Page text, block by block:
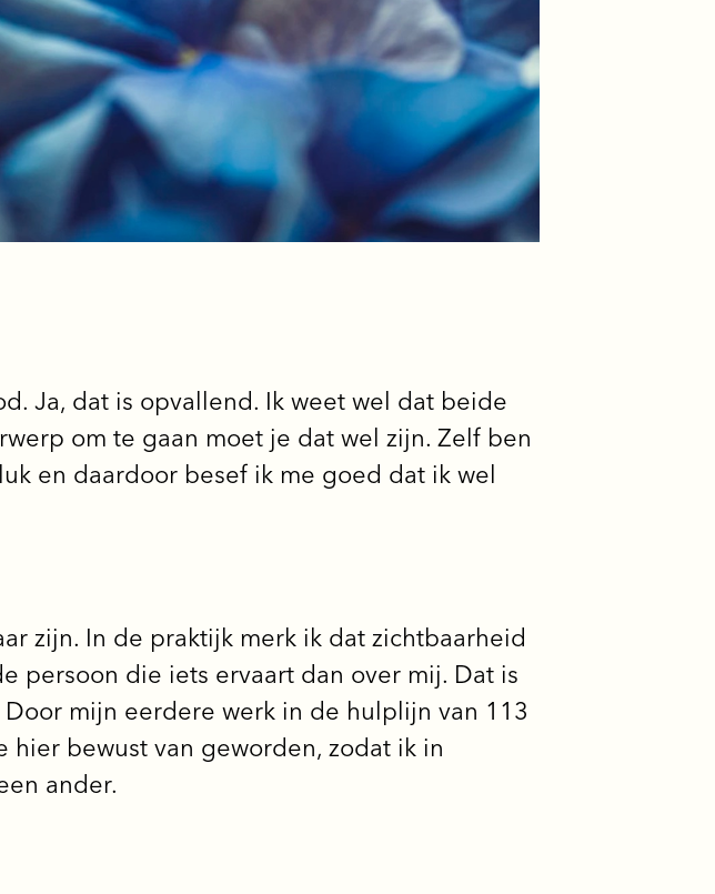
Ja, dat is opvallend. Ik weet wel dat beide
om te gaan moet je dat wel zijn. Zelf ben
en daardoor besef ik me goed dat ik wel
zijn. In de praktijk merk ik dat zichtbaarheid
persoon die iets ervaart dan over mij. Dat is
mijn eerdere werk in de hulplijn van 113
bewust van geworden, zodat ik in
ander.